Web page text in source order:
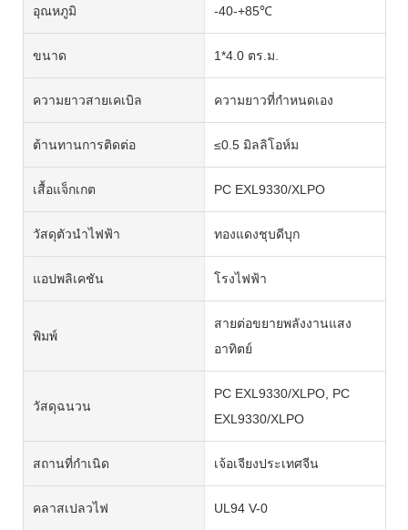
อุณหภูมิ -40-+85℃
ขนาด 1*4.0 ตร.ม.
ความยาวสายเคเบิล ความยาวที่กำหนดเอง
ต้านทานการติดต่อ ≤0.5 มิลลิโอห์ม
เสื้อแจ็กเกต PC EXL9330/XLPO
วัสดุตัวนำไฟฟ้า ทองแดงชุบดีบุก
แอปพลิเคชัน โรงไฟฟ้า
พิมพ์
สายต่อขยายพลังงานแสง
อาทิตย์
วัสดุฉนวน
PC EXL9330/XLPO, PC
EXL9330/XLPO
สถานที่กำเนิด เจ้อเจียงประเทศจีน
คลาสเปลวไฟ UL94 V-0